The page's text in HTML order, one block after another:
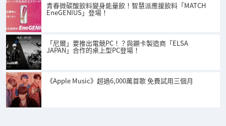
青春微碳酸飲料變身能量飲！智慧派應援飲料「MATCH
EneGENIUS」登場！
「尼爾」要推出電競PC！？與顯卡製造商「ELSA
JAPAN」合作的桌上型PC登場！
《Apple Music》超過6,000萬首歌 免費試用三個月